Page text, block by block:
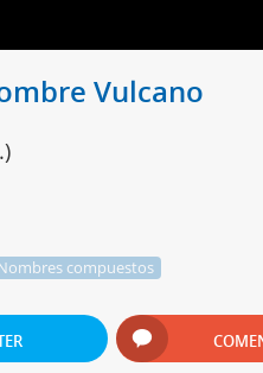
Vulcano
compuestos